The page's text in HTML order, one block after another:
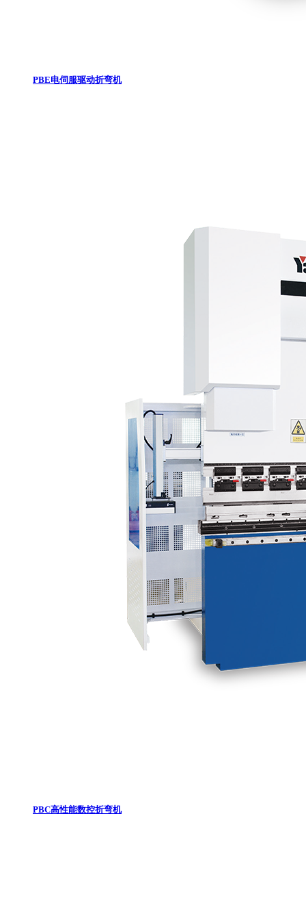
PBE电伺服驱动折弯机
PBC高性能数控折弯机